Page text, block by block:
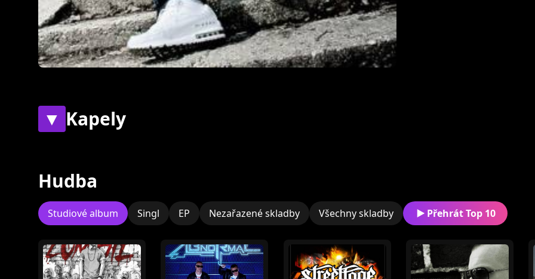
rok.
Na jar 2013 ponúka
septembri spoluprácu s
Josh O´Connor s
▼ Kapely
Drvivá Menšina Názov Stavby
Hudba
Studiové album Singl EP Nezařazené skladby Všechny skladby Přehrát Top 10